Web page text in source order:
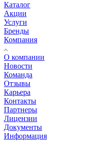
Каталог
Акции
Услуги
Бренды
Компания
О компании
Новости
Команда
Отзывы
Карьера
Контакты
Партнеры
Лицензии
Документы
Информация